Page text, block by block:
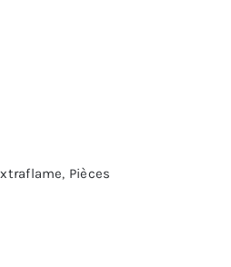
, Pièces